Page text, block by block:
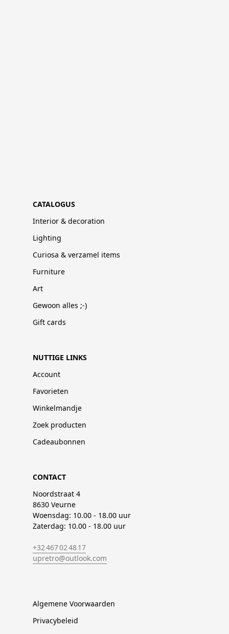
CATALOGUS
Interior & decoration
Lighting
Curiosa & verzamel items
Furniture
Art
Gewoon alles ;-)
Gift cards
NUTTIGE LINKS
Account
Favorieten
Winkelmandje
Zoek producten
Cadeaubonnen
CONTACT
Noordstraat 4
8630 Veurne
Woensdag: 10.00 - 18.00 uur
Zaterdag: 10.00 - 18.00 uur
+32 467 02 48 17
upretro@outlook.com
Algemene Voorwaarden
Privacybeleid